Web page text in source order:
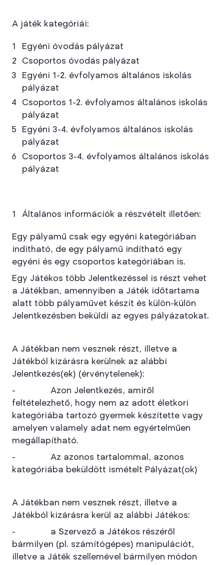
A játék kategóriái:
Egyéni óvodás pályázat
Csoportos óvodás pályázat
Egyéni 1-2. évfolyamos általános iskolás
pályázat
Csoportos 1-2. évfolyamos általános iskolás
pályázat
Egyéni 3-4. évfolyamos általános iskolás
pályázat
Csoportos 3-4. évfolyamos általános iskolás
pályázat
Általános információk a részvételt illetően:
Egy pályamű csak egy egyéni kategóriában
indítható, de egy pályamű indítható egy
egyéni és egy csoportos kategóriában is.
Egy Játékos több Jelentkezéssel is részt vehet
a Játékban, amennyiben a Játék időtartama
alatt több pályaművet készít és külön-külön
Jelentkezésben beküldi az egyes pályázatokat.
A Játékban nem vesznek részt, illetve a
Játékból kizárásra kerülnek az alábbi
Jelentkezés(ek) (érvénytelenek):
- Azon Jelentkezés, amiről
feltételezhető, hogy nem az adott életkori
kategóriába tartozó gyermek készítette vagy
amelyen valamely adat nem egyértelműen
megállapítható.
- Az azonos tartalommal, azonos
kategóriába beküldött ismételt Pályázat(ok)
A Játékban nem vesznek részt, illetve a
Játékból kizárásra kerül az alábbi Játékos:
- a Szervező a Játékos részéről
bármilyen (pl. számítógépes) manipulációt,
illetve a Játék szellemével bármilyen módon